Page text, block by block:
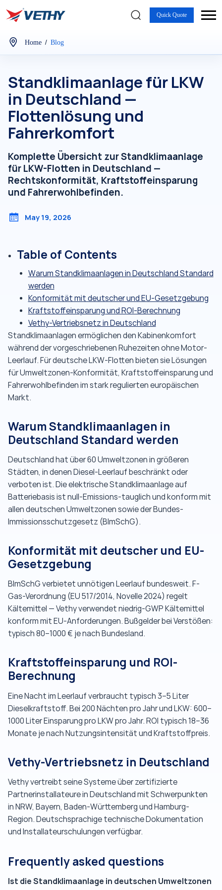
Quick Quote
Home / Blog
Standklimaanlage für LKW
in Deutschland —
Flottenlösung und
Fahrerkomfort
Komplette Übersicht zur Standklimaanlage
für LKW-Flotten in Deutschland —
Rechtskonformität, Kraftstoffeinsparung
und Fahrerwohlbefinden.
May 19, 2026
Table of Contents
Warum Standklimaanlagen in Deutschland Standard
werden
Konformität mit deutscher und EU-Gesetzgebung
Kraftstoffeinsparung und ROI-Berechnung
Vethy-Vertriebsnetz in Deutschland
Standklimaanlagen ermöglichen den Kabinenkomfort
während der vorgeschriebenen Ruhezeiten ohne Motor-
Leerlauf. Für deutsche LKW-Flotten bieten sie Lösungen
für Umweltzonen-Konformität, Kraftstoffeinsparung und
Fahrerwohlbefinden im stark regulierten europäischen
Markt.
Warum Standklimaanlagen in
Deutschland Standard werden
Deutschland hat über 60 Umweltzonen in größeren
Städten, in denen Diesel-Leerlauf beschränkt oder
verboten ist. Die elektrische Standklimaanlage auf
Batteriebasis ist null-Emissions-tauglich und konform mit
allen deutschen Umweltzonen sowie der Bundes-
Immissionsschutzgesetz (BImSchG).
Konformität mit deutscher und EU-
Gesetzgebung
BImSchG verbietet unnötigen Leerlauf bundesweit. F-
Gas-Verordnung (EU 517/2014, Novelle 2024) regelt
Kältemittel — Vethy verwendet niedrig-GWP Kältemittel
konform mit EU-Anforderungen. Bußgelder bei Verstößen:
typisch 80–1000 € je nach Bundesland.
Kraftstoffeinsparung und ROI-
Berechnung
Eine Nacht im Leerlauf verbraucht typisch 3–5 Liter
Dieselkraftstoff. Bei 200 Nächten pro Jahr und LKW: 600–
1000 Liter Einsparung pro LKW pro Jahr. ROI typisch 18–36
Monate je nach Nutzungsintensität und Kraftstoffpreis.
Vethy-Vertriebsnetz in Deutschland
Vethy vertreibt seine Systeme über zertifizierte
Partnerinstallateure in Deutschland mit Schwerpunkten
in NRW, Bayern, Baden-Württemberg und Hamburg-
Region. Deutschsprachige technische Dokumentation
und Installateurschulungen verfügbar.
Frequently asked questions
Ist die Standklimaanlage in deutschen Umweltzonen